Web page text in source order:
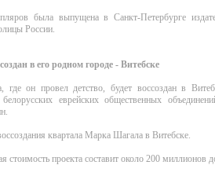
была выпущена в Санкт-Петербурге
России.
в его родном городе - Витебске
он провел детство, будет воссоздан в
еврейских общественных
квартала Марка Шагала в Витебске.
стоимость проекта составит около 200 миллионов